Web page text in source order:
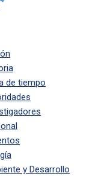
de tiempo
y Desarrollo